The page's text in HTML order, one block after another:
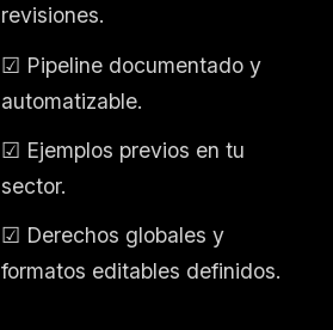
revisiones.
☑ Pipeline documentado y
automatizable.
☑ Ejemplos previos en tu
sector.
☑ Derechos globales y
formatos editables definidos.